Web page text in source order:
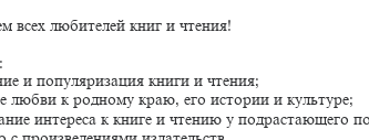
всех любителей книг и чтения!
и популяризация книги и чтения;
любви к родному краю, его истории и культуре;
интереса к книге и чтению у подрастающего